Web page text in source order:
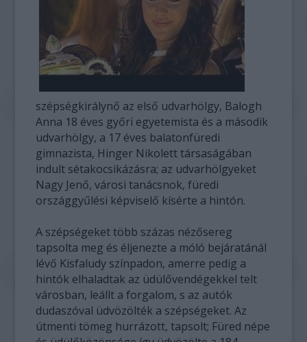
szépségkirálynő az első udvarhölgy, Balogh
Anna 18 éves győri egyetemista és a második
udvarhölgy, a 17 éves balatonfüredi
gimnazista, Hinger Nikolett társaságában
indult sétakocsikázásra; az udvarhölgyeket
Nagy Jenő, városi tanácsnok, füredi
országgyűlési képviselő kísérte a hintón.
A szépségeket több százas nézősereg
tapsolta meg és éljenezte a móló bejáratánál
lévő Kisfaludy színpadon, amerre pedig a
hintók elhaladtak az üdülővendégekkel telt
városban, leállt a forgalom, s az autók
dudaszóval üdvözölték a szépségeket. Az
útmenti tömeg hurrázott, tapsolt; Füred népe